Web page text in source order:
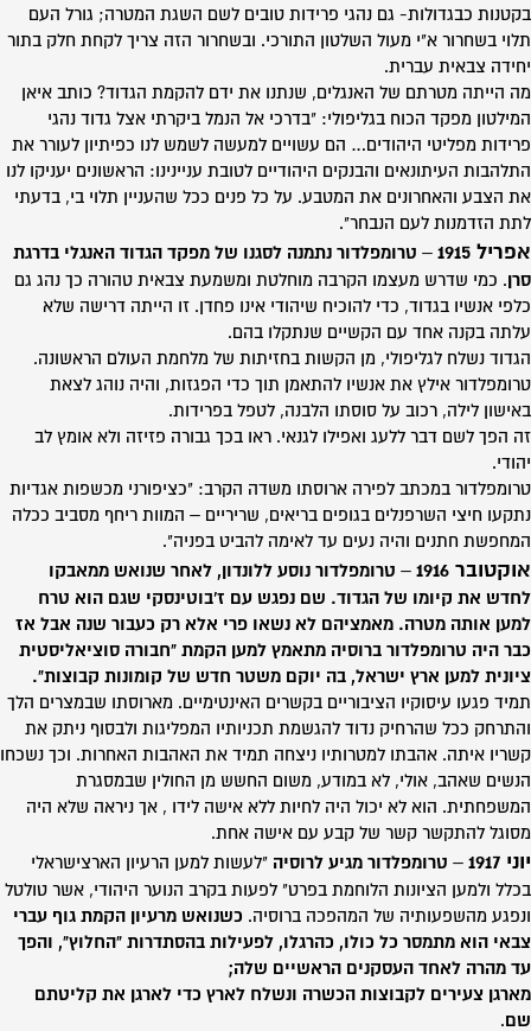
בקטנות כבגדולות- גם נהגי פרידות טובים לשם השגת המטרה; גורל העם
תלוי בשחרור א"י מעול השלטון התורכי. ובשחרור הזה צריך לקחת חלק בתור
יחידה צבאית עברית.
מה הייתה מטרתם של האנגלים, שנתנו את ידם להקמת הגדוד? כותב איאן
המילטון מפקד הכוח בגליפולי: "בדרכי אל הנמל ביקרתי אצל גדוד נהגי
פרידות מפליטי היהודים… הם עשויים למעשה לשמש לנו כפיתיון לעורר את
התלהבות העיתונאים והבנקים היהודיים לטובת עניינינו: הראשונים יעניקו לנו
את הצבע והאחרונים את המטבע. על כל פנים ככל שהעניין תלוי בי, בדעתי
לתת הזדמנות לעם הנבחר".
אפריל 1915 – טרומפלדור נתמנה לסגנו של מפקד הגדוד האנגלי בדרגת
סרן. כמי שדרש מעצמו הקרבה מוחלטת ומשמעת צבאית טהורה כך נהג גם
כלפי אנשיו בגדוד, כדי להוכיח שיהודי אינו פחדן. זו הייתה דרישה שלא
עלתה בקנה אחד עם הקשיים שנתקלו בהם.
הגדוד נשלח לגליפולי, מן הקשות בחזיתות של מלחמת העולם הראשונה.
טרומפלדור אילץ את אנשיו להתאמן תוך כדי הפגזות, והיה נוהג לצאת
באישון לילה, רכוב על סוסתו הלבנה, לטפל בפרידות.
זה הפך לשם דבר ללעג ואפילו לגנאי. ראו בכך גבורה פזיזה ולא אומץ לב
יהודי.
טרומפלדור במכתב לפירה ארוסתו משדה הקרב: "כציפורני מכשפות אגדיות
נתקעו חיצי השרפנלים בגופים בריאים, שריריים – המוות ריחף מסביב ככלה
המחפשת חתנים והיה נעים עד לאימה להביט בפניה".
אוקטובר 1916 – טרומפלדור נוסע ללונדון, לאחר שנואש ממאבקו
לחדש את קיומו של הגדוד. שם נפגש עם ז'בוטינסקי שגם הוא טרח
למען אותה מטרה. מאמציהם לא נשאו פרי אלא רק כעבור שנה אבל אז
כבר היה טרומפלדור ברוסיה מתאמץ למען הקמת "חבורה סוציאליסטית
ציונית למען ארץ ישראל, בה יוקם משטר חדש של קומונות קבוצות".
תמיד פגעו עיסוקיו הציבוריים בקשרים האינטימיים. מארוסתו שבמצרים הלך
והתרחק ככל שהרחיק נדוד להגשמת תכניותיו המפליגות ולבסוף ניתק את
קשריו איתה. אהבתו למטרותיו ניצחה תמיד את האהבות האחרות. וכך נשכחו
הנשים שאהב, אולי, לא במודע, משום החשש מן החולין שבמסגרת
המשפחתית. הוא לא יכול היה לחיות ללא אישה לידו , אך ניראה שלא היה
מסוגל להתקשר קשר של קבע עם אישה אחת.
יוני 1917 – טרומפלדור מגיע לרוסיה "לעשות למען הרעיון הארצישראלי
בכלל ולמען הציונות הלוחמת בפרט" לפעות בקרב הנוער היהודי, אשר טולטל
ונפגע מהשפעותיה של המהפכה ברוסיה. כשנואש מרעיון הקמת גוף עברי
צבאי הוא מתמסר כל כולו, כהרגלו, לפעילות בהסתדרות "החלוץ", והפך
עד מהרה לאחד העסקנים הראשיים שלה;
מארגן צעירים לקבוצות הכשרה ונשלח לארץ כדי לארגן את קליטתם
שם.